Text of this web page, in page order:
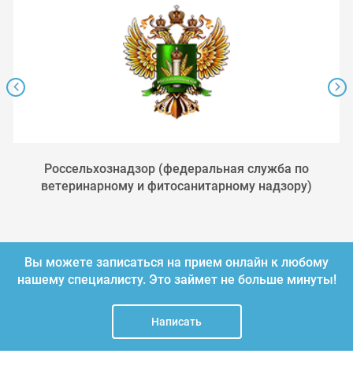
Россельхознадзор (федеральная служба по
ветеринарному и фитосанитарному надзору)
Вы можете записаться на прием онлайн к любому
нашему специалисту. Это займет не больше минуты!
Написать